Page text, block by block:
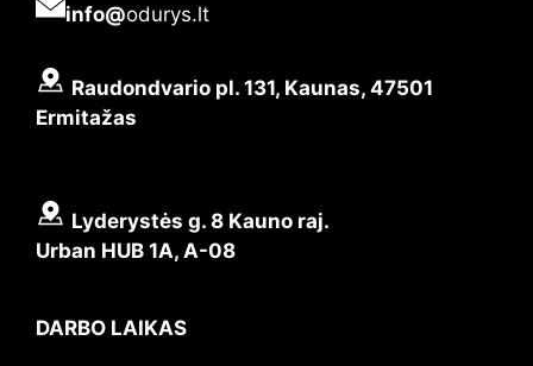
info@odurys.lt
Raudondvario pl. 131, Kaunas, 47501
Ermitažas
Lyderystės g. 8 Kauno raj.
Urban HUB 1A, A-08
DARBO LAIKAS